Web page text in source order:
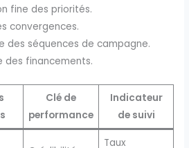
fine des priorités.
convergences.
des séquences de campagne.
des financements.
Clé de
performance
Indicateur
de suivi
Taux